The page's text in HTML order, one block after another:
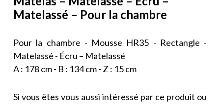
Matelassé – Pour la chambre
Pour la chambre - Mousse HR35 - Rectangle -
Matelassé - Écru – Matelassé
A : 178 cm - B : 134 cm - Z : 15 cm
Si vous êtes vous aussi intéressé par ce produit ou